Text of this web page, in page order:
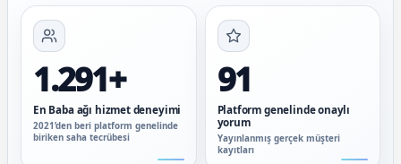
1.291+
En Baba ağı hizmet deneyimi
2021’den beri platform genelinde
biriken saha tecrübesi
91
Platform genelinde onaylı
yorum
Yayınlanmış gerçek müşteri
kayıtları